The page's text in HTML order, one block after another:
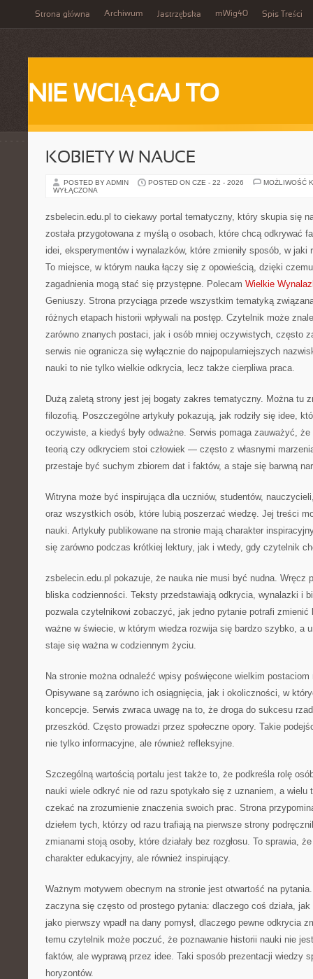
Strona główna Archiwum Jastrzębska mWig40 Spis Treści
NIE WCIĄGAJ TO
KOBIETY W NAUCE
POSTED BY ADMIN POSTED ON CZE - 22 - 2026
MOŻLIWOŚĆ
WYŁĄCZONA
zsbelecin.edu.pl to ciekawy portal tematyczny, który skupia się
została przygotowana z myślą o osobach, które chcą odkrywać
idei, eksperymentów i wynalazków, które zmieniły sposób, w
To miejsce, w którym nauka łączy się z opowieścią, dzięki
zagadnienia mogą stać się przystępne. Polecam Wielkie
Geniuszy. Strona przyciąga przede wszystkim tematyką
różnych etapach historii wpływali na postęp. Czytelnik może
zarówno znanych postaci, jak i osób mniej oczywistych, często
serwis nie ogranicza się wyłącznie do najpopularniejszych
nauki to nie tylko wielkie odkrycia, lecz także cierpliwa praca.
Dużą zaletą strony jest jej bogaty zakres tematyczny. Można tu
filozofią. Poszczególne artykuły pokazują, jak rodziły się idee,
oczywiste, a kiedyś były odważne. Serwis pomaga zauważyć,
teorią czy odkryciem stoi człowiek — często z własnymi
przestaje być suchym zbiorem dat i faktów, a staje się barwną
Witryna może być inspirująca dla uczniów, studentów,
oraz wszystkich osób, które lubią poszerzać wiedzę. Jej treści
nauki. Artykuły publikowane na stronie mają charakter
się zarówno podczas krótkiej lektury, jak i wtedy, gdy czytelnik
zsbelecin.edu.pl pokazuje, że nauka nie musi być nudna.
bliska codzienności. Teksty przedstawiają odkrycia, wynalazki i
pozwala czytelnikowi zobaczyć, jak jedno pytanie potrafi zmienić
ważne w świecie, w którym wiedza rozwija się bardzo szybko, a
staje się ważna w codziennym życiu.
Na stronie można odnaleźć wpisy poświęcone wielkim
Opisywane są zarówno ich osiągnięcia, jak i okoliczności, w
koncepcje. Serwis zwraca uwagę na to, że droga do sukcesu
przeszkód. Często prowadzi przez społeczne opory. Takie
nie tylko informacyjne, ale również refleksyjne.
Szczególną wartością portalu jest także to, że podkreśla rolę
nauki wiele odkryć nie od razu spotykało się z uznaniem, a wielu
czekać na zrozumienie znaczenia swoich prac. Strona
dziełem tych, którzy od razu trafiają na pierwsze strony
zmianami stoją osoby, które działały bez rozgłosu. To sprawia,
charakter edukacyjny, ale również inspirujący.
Ważnym motywem obecnym na stronie jest otwartość na
zaczyna się często od prostego pytania: dlaczego coś działa, jak
jako pierwszy wpadł na dany pomysł, dlaczego pewne odkrycia
temu czytelnik może poczuć, że poznawanie historii nauki nie
faktów, ale wyprawą przez idee. Taki sposób prezentacji wiedzy
horyzontów.